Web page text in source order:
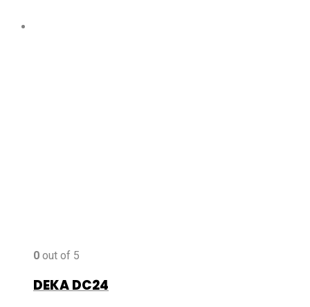
0 out of 5
DEKA DC24